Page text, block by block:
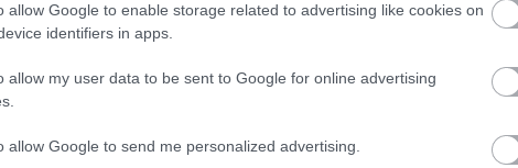
allow Google to enable storage related to advertising like cookies on
identifiers in apps.
allow my user data to be sent to Google for online advertising
allow Google to send me personalized advertising.